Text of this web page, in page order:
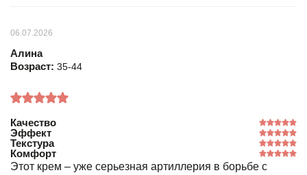
06.07.2026
Алина
Возраст: 35-44
Качество
Эффект
Текстура
Комфорт
Этот крем – уже серьезная артиллерия в борьбе с